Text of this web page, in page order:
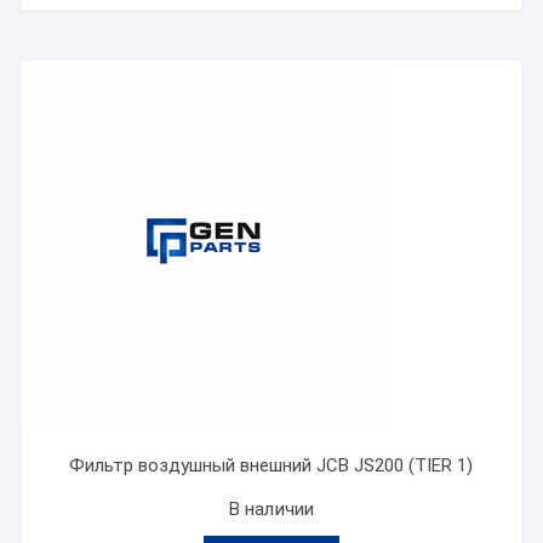
Фильтр воздушный внешний JCB JS200 (TIER 1)
В наличии